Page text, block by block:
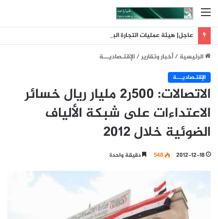
القائمة
الرئيسية/أخبار وتقارير/اﻹقتـصاديـــة
اﻹقتـصاديـــة
الاتصالات: 500ر2 مليار ريال خسائر
الاعتداءات على شبكة الألياف
الضوئية خلال 2012
2012-12-18
548 دقيقة واحدة